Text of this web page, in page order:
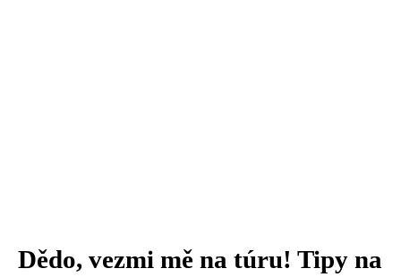
Dědo, vezmi mě na túru! Tipy na